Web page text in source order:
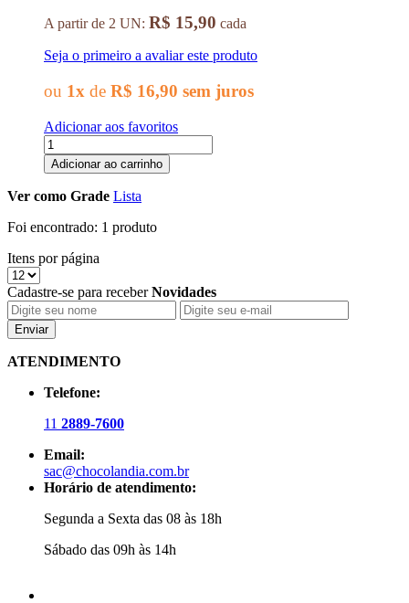
ou 1x de R$ 16,90 sem juros
A partir de 2 UN: R$ 15,90 cada
Seja o primeiro a avaliar este produto
Adicionar aos favoritos
Adicionar ao carrinho
Ver como Grade Lista
Foi encontrado: 1 produto
Itens por página
Cadastre-se para receberNovidades
Enviar
ATENDIMENTO
Telefone:
11 2889-7600
Email:
sac@chocolandia.com.br
Horário de atendimento:
Segunda a Sexta das 08 às 18h
Sábado das 09h às 14h